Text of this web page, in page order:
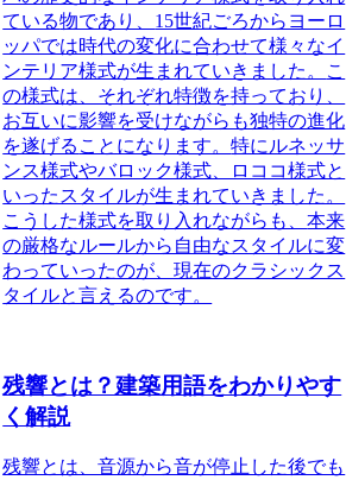
ている物であり、 15世紀ごろからヨーロ
ッパでは時代の変化に合わせて様々なイ
ンテリア様式が生まれていきました。
こ
の様式は、それぞれ特徴を持っており、
お互いに影響を受けながらも独特の進化
を遂げる ことになります。特にルネッサ
ンス様式やバロック様式、ロココ様式と
いったスタイルが生まれていきました。
こうした様式を取り入れながらも、本来
の厳格なルールから自由なスタイルに変
わっていったのが、現在のクラシックス
タイルと言えるのです。
残響とは？建築用語をわかりやす
く解説
残響とは、音源から音が停止した後でも